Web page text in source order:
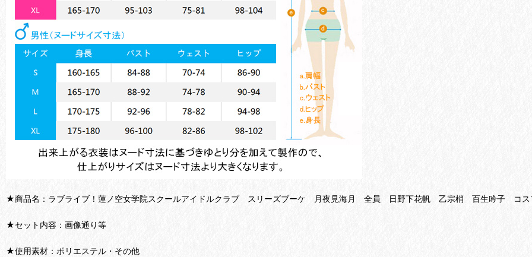
★商品名：ラブライブ！蓮ノ空女学院スクールアイドルクラブ スリーズブーケ 月夜見海月 全員 日野下花帆 乙宗梢 百生吟子 コス
★セット内容：画像通り等
★使用素材：ポリエステル・その他